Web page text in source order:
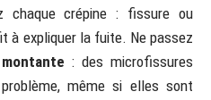
chaque crépine : fissure ou
à expliquer la fuite. Ne passez
: des microfissures
même si elles sont